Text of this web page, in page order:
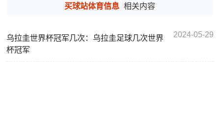
买球站体育信息 相关内容
乌拉圭世界杯冠军几次：乌拉圭足球几次世界
杯冠军
2024-05-29